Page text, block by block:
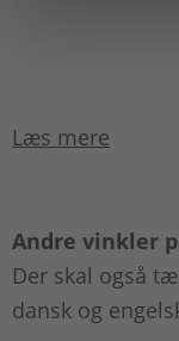
Læs mere
Andre vinkler
Der skal også
dansk og